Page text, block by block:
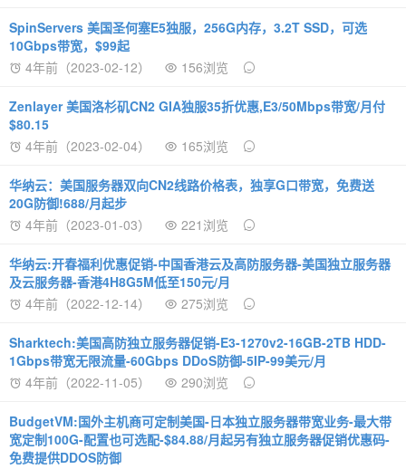
SpinServers 美国圣何塞E5独服，256G内存，3.2T SSD，可选
10Gbps带宽，$99起
4年前（2023-02-12）
156浏览
Zenlayer 美国洛杉矶CN2 GIA独服35折优惠,E3/50Mbps带宽/月付
$80.15
4年前（2023-02-04）
165浏览
华纳云：美国服务器双向CN2线路价格表，独享G口带宽，免费送
20G防御!688/月起步
4年前（2023-01-03）
221浏览
华纳云:开春福利优惠促销-中国香港云及高防服务器-美国独立服务器
及云服务器-香港4H8G5M低至150元/月
4年前（2022-12-14）
275浏览
Sharktech:美国高防独立服务器促销-E3-1270v2-16GB-2TB HDD-
1Gbps带宽无限流量-60Gbps DDoS防御-5IP-99美元/月
4年前（2022-11-05）
290浏览
BudgetVM:国外主机商可定制美国-日本独立服务器带宽业务-最大带
宽定制100G-配置也可选配-$84.88/月起另有独立服务器促销优惠码-
免费提供DDOS防御